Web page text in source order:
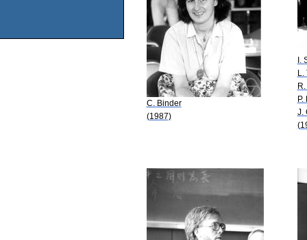
C. Binder
(1987)
I.
L.
P.
J.